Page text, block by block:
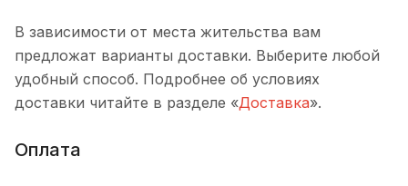
В зависимости от места жительства вам
предложат варианты доставки. Выберите любой
удобный способ. Подробнее об условиях
доставки читайте в разделе «Доставка».
Оплата